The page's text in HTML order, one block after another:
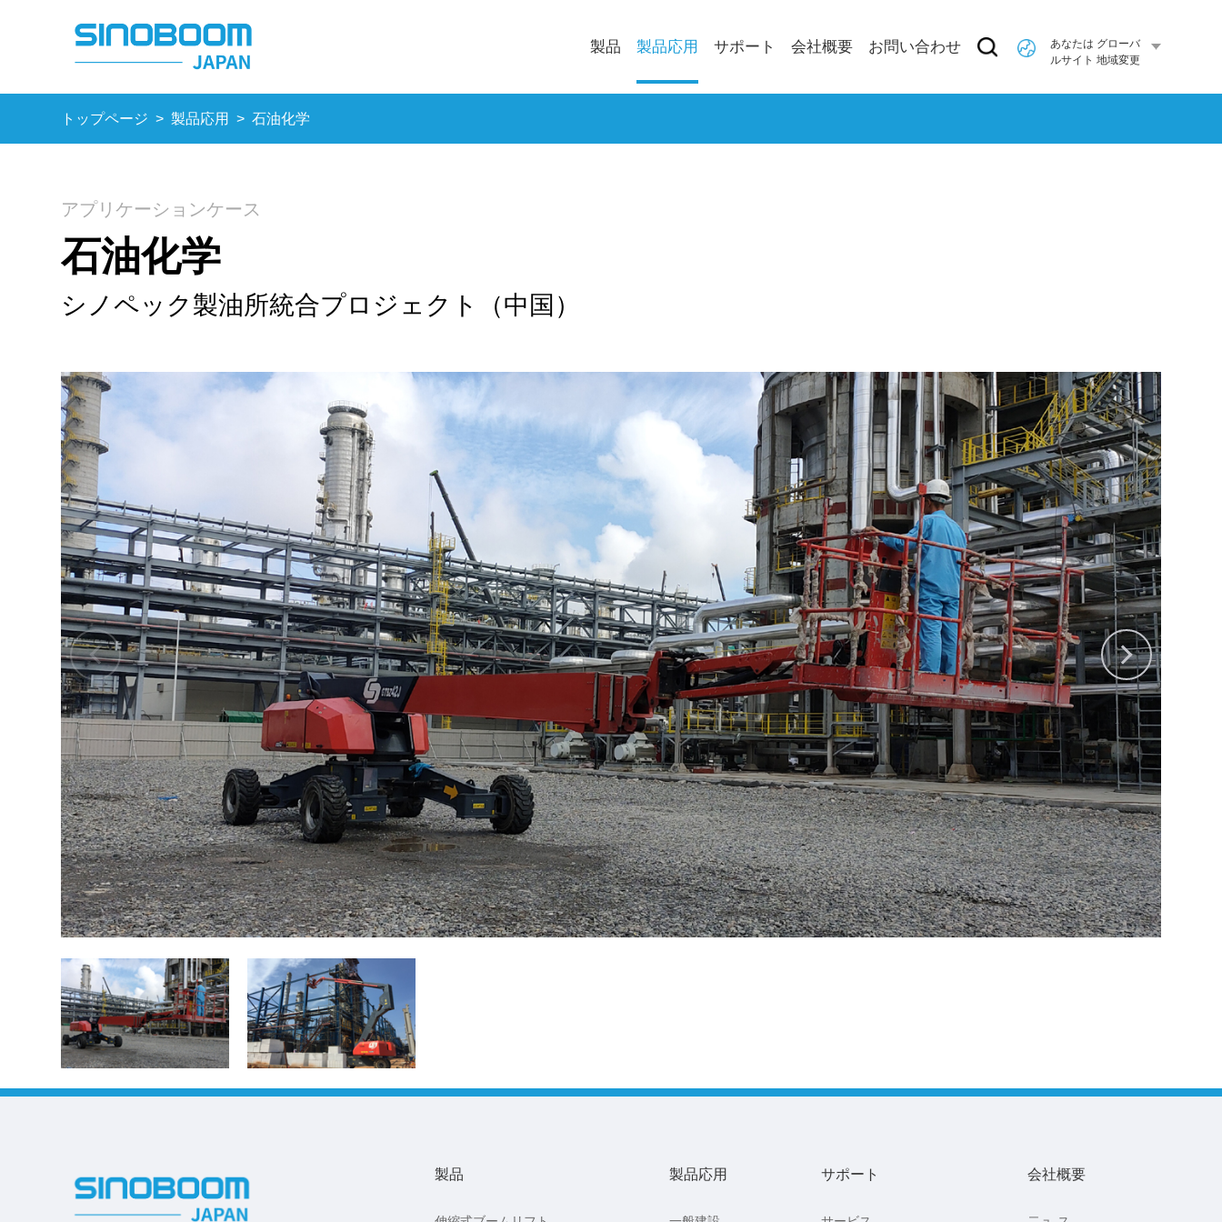
製品 製品応用 サポート 会社概要 お問い合わせ
あなたは グローバ
ルサイト 地域変更
トップページ > 製品応用 > 石油化学
アプリケーションケース
石油化学
シノペック製油所統合プロジェクト（中国）
製品 製品応用 サポート 会社概要